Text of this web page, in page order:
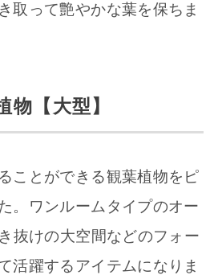
取って艶やかな葉を保ちま
物【大型】
ことができる観葉植物をピ
。ワンルームタイプのオー
抜けの大空間などのフォー
活躍するアイテムになりま